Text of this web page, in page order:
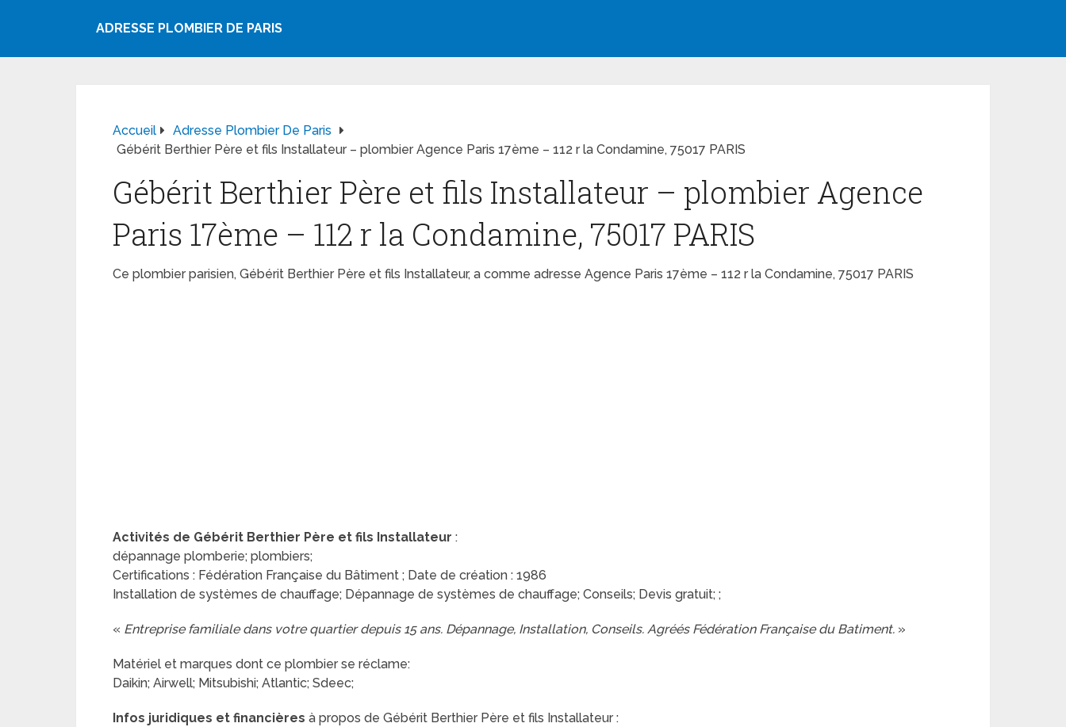
ADRESSE PLOMBIER DE PARIS
Accueil
Adresse Plombier De Paris
Gébérit Berthier Père et fils Installateur – plombier Agence Paris 17ème – 112 r la Condamine, 75017 PARIS
Gébérit Berthier Père et fils Installateur – plombier Agence
Paris 17ème – 112 r la Condamine, 75017 PARIS
Ce plombier parisien, Gébérit Berthier Père et fils Installateur, a comme adresse Agence Paris 17ème – 112 r la Condamine, 75017 PARIS
Activités de Gébérit Berthier Père et fils Installateur :
dépannage plomberie; plombiers;
Certifications : Fédération Française du Bâtiment ; Date de création : 1986
Installation de systèmes de chauffage; Dépannage de systèmes de chauffage; Conseils; Devis gratuit; ;
« Entreprise familiale dans votre quartier depuis 15 ans. Dépannage, Installation, Conseils. Agréés Fédération Française du Batiment. »
Matériel et marques dont ce plombier se réclame:
Daikin; Airwell; Mitsubishi; Atlantic; Sdeec;
Infos juridiques et financières à propos de Gébérit Berthier Père et fils Installateur :